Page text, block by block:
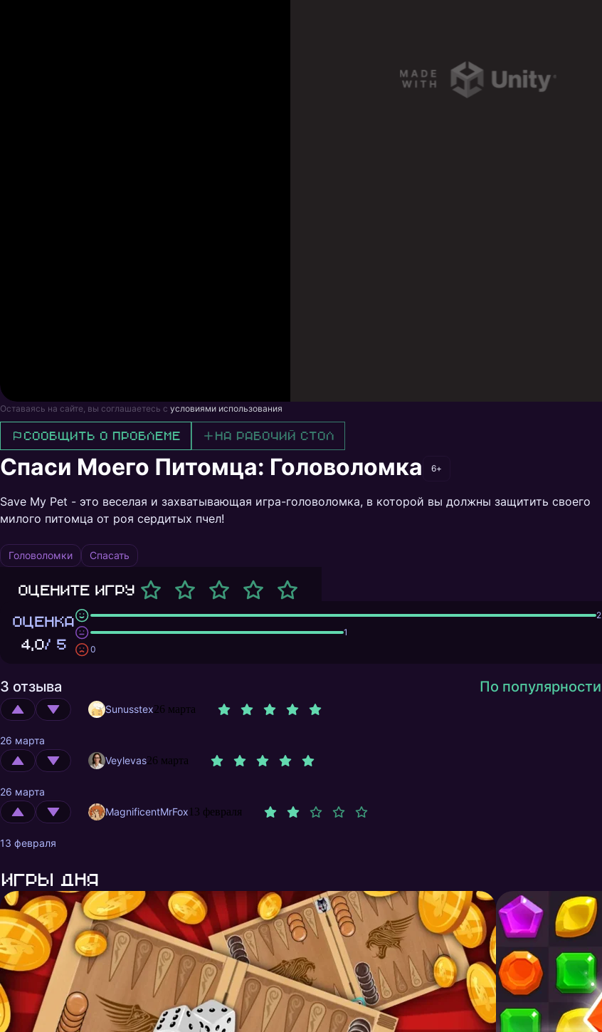
Оставаясь на сайте, вы соглашаетесь с условиями использования
Сообщить о проблеме На рабочий стол
Спаси Моего Питомца: Головоломка 6+
Save My Pet - это веселая и захватывающая игра-головоломка, в которой вы должны защитить своего
милого питомца от роя сердитых пчел!
Головоломки Спасать
Оцените игру
ОЦЕНКА
4,0/ 5
2
1
0
3 отзыва По популярности
Sunusstex26 марта
26 марта
Veylevas26 марта
26 марта
MagnificentMrFox 13 февраля
13 февраля
Игры дня